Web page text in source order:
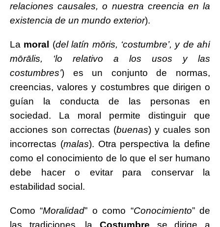
relaciones causales, o nuestra creencia en la
existencia de un mundo exterior).
La moral (del latín mōris, ‘costumbre’, y de ahí
mōrālis, ‘lo relativo a los usos y las
costumbres’) es un conjunto de normas,
creencias, valores y costumbres que dirigen o
guían la conducta de las personas en
sociedad. La moral permite distinguir que
acciones son correctas (buenas) y cuales son
incorrectas (malas). Otra perspectiva la define
como el conocimiento de lo que el ser humano
debe hacer o evitar para conservar la
estabilidad social.
Como “Moralidad” o como “Conocimiento” de
las tradiciones, la Costumbre se dirige a